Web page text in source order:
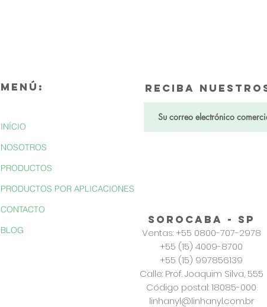
MENÚ:
INÍCIO
NOSOTROS
PRODUCTOS
PRODUCTOS POR APLICACIONES
CONTACTO
BLOG
Reciba
sorocaba - SP
Ventas: +55 0800-707-2978
+55 (15) 4009-8700
+55 (15) 997856139
Calle: Prof. Joaquim Silva, 555
Código postal: 18085-000
linhanyl@linhanyl.com.br